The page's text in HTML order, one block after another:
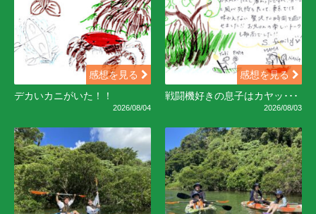
感想を見る
デカいカニがいた！！
2026/08/04
感想を見る
戦闘機好きの息子はカヤッ･･･
2026/08/03